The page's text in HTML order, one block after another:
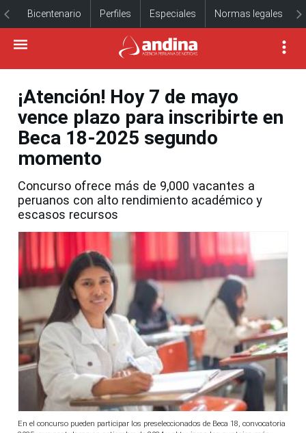
Bicentenario Perfiles Especiales Normas legales
¡Atención! Hoy 7 de mayo
vence plazo para inscribirte en
Beca 18-2025 segundo
momento
Concurso ofrece más de 9,000 vacantes a
peruanos con alto rendimiento académico y
escasos recursos
En el concurso pueden participar los preseleccionados de Beca 18, convocatoria